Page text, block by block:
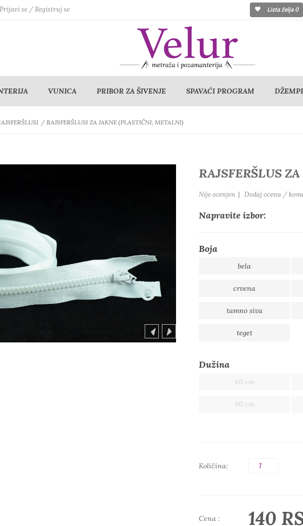
Prijavi se / Registruj se Lista želja 0
VUNICA PRIBOR ZA ŠIVENJE SPAVAĆI PROGRAM
RAJSFERŠLUSI ZA JAKNE (PLASTIČNI, METALNI)
RAJSFERŠLUS
Nije ocenjen | Dodaj ocenu /
Napravite izbor:
Boja
bela
crvena
tamno siva
teget
Dužina
60 cm
90 cm
Količina:
Cena : 140